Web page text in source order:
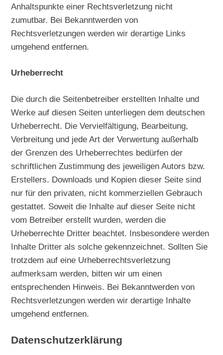
Anhaltspunkte einer Rechtsverletzung nicht
zumutbar. Bei Bekanntwerden von
Rechtsverletzungen werden wir derartige Links
umgehend entfernen.
Urheberrecht
Die durch die Seitenbetreiber erstellten Inhalte und
Werke auf diesen Seiten unterliegen dem deutschen
Urheberrecht. Die Vervielfältigung, Bearbeitung,
Verbreitung und jede Art der Verwertung außerhalb
der Grenzen des Urheberrechtes bedürfen der
schriftlichen Zustimmung des jeweiligen Autors bzw.
Erstellers. Downloads und Kopien dieser Seite sind
nur für den privaten, nicht kommerziellen Gebrauch
gestattet. Soweit die Inhalte auf dieser Seite nicht
vom Betreiber erstellt wurden, werden die
Urheberrechte Dritter beachtet. Insbesondere werden
Inhalte Dritter als solche gekennzeichnet. Sollten Sie
trotzdem auf eine Urheberrechtsverletzung
aufmerksam werden, bitten wir um einen
entsprechenden Hinweis. Bei Bekanntwerden von
Rechtsverletzungen werden wir derartige Inhalte
umgehend entfernen.
Datenschutzerklärung